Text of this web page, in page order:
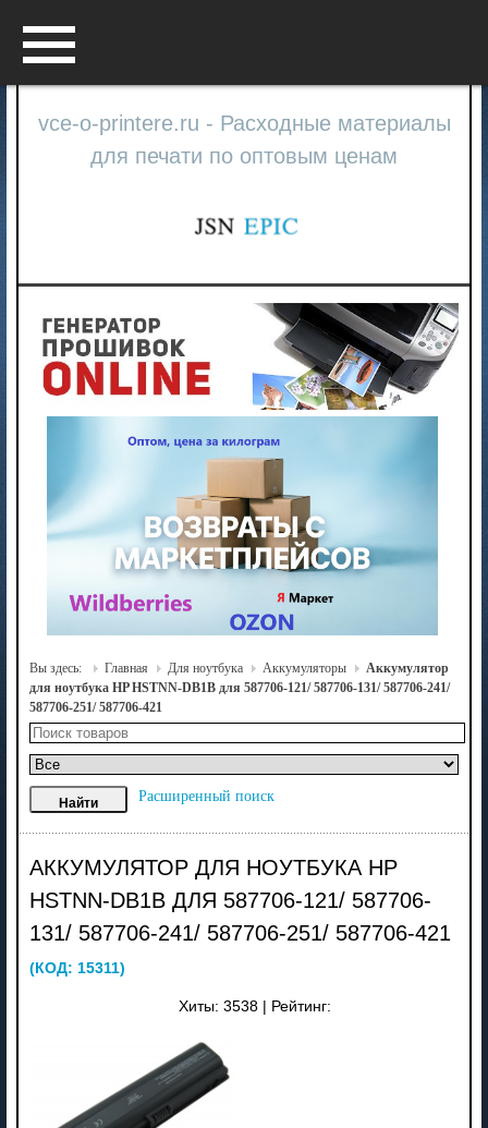
vce-o-printere.ru - Расходные материалы
для печати по оптовым ценам
Вы здесь: Главная Для ноутбука Аккумуляторы
Аккумулятор
для ноутбука HP HSTNN-DB1B для 587706-121/ 587706-131/ 587706-241/
587706-251/ 587706-421
Расширенный поиск
АККУМУЛЯТОР ДЛЯ НОУТБУКА HP
HSTNN-DB1B ДЛЯ 587706-121/ 587706-
131/ 587706-241/ 587706-251/ 587706-421
(КОД: 15311)
Хиты: 3538 Рейтинг: